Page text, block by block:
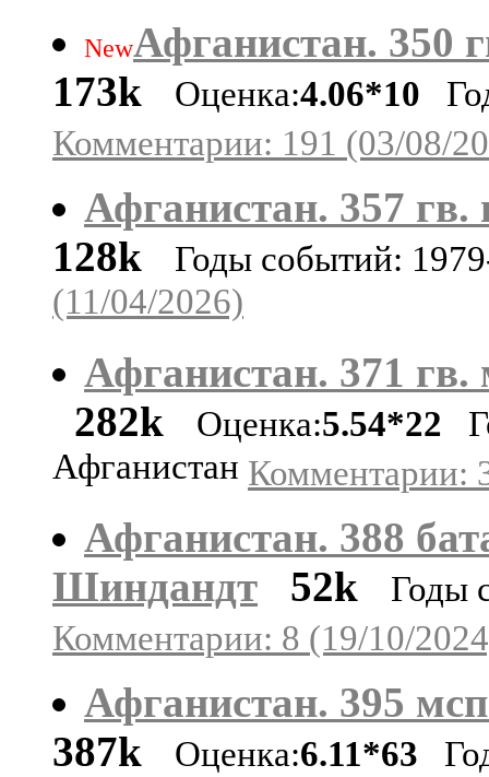
NewАфганистан. 350
173k
Оценка:4.06*10
Комментарии: 191 (03/08/
Афганистан. 357
128k
Годы событий:
(11/04/2026)
Афганистан. 371
282k
Оценка:5.54*22
Афганистан Комментарии:
Афганистан. 388
Шиндандт
52k
Годы
Комментарии: 8 (19/10/
Афганистан. 395
387k
Оценка:6.11*63